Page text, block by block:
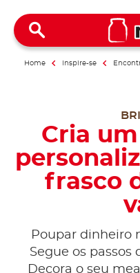
Home Inspire-se
Cria
frasco
Poupar dinheiro
Segue os passos
Decora o seu